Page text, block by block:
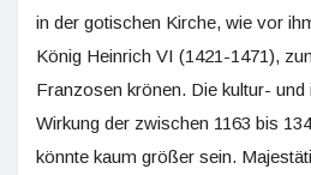
in der gotischen Kirche, wie vor
König Heinrich VI (1421-1471),
Franzosen krönen. Die kultur- und
Wirkung der zwischen 1163 bis
könnte kaum größer sein.